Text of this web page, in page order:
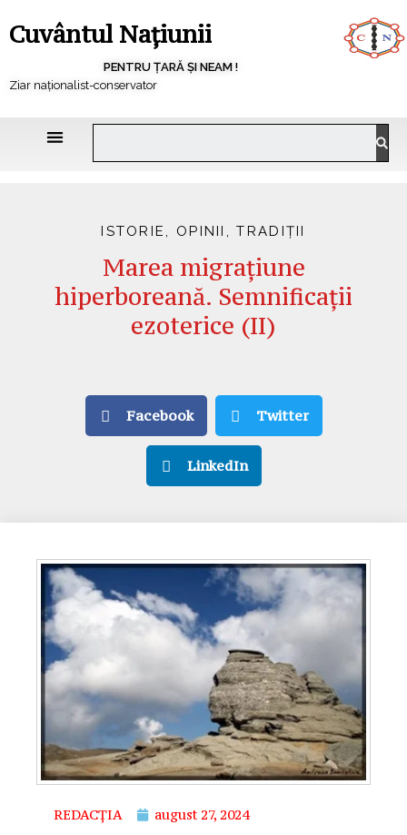
Cuvântul Națiunii
PENTRU ȚARĂ ȘI NEAM !
Ziar naționalist-conservator
ISTORIE, OPINII ,TRADIȚII
Marea migraţiune
hiperboreană. Semnificaţii
ezoterice (II)
Facebook Twitter
LinkedIn
REDACȚIA august 27, 2024